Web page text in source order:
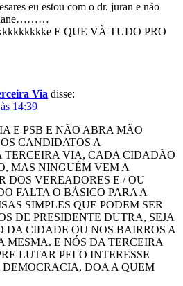
eu estou com o dr. juran e não
dane………
E QUE VÀ TUDO PRO
Via disse:
14:39
E PSB E NÃO ABRA MÃO
CANDIDATOS A
TERCEIRA VIA, CADA CIDADÃO
MAS NINGUÉM VEM A
DOS VEREADORES E / OU
FALTA O BÁSICO PARA A
SIMPLES QUE PODEM SER
DE PRESIDENTE DUTRA, SEJA
DA CIDADE OU NOS BAIRROS A
MESMA. E NÓS DA TERCEIRA
LUTAR PELO INTERESSE
DEMOCRACIA, DOA A QUEM